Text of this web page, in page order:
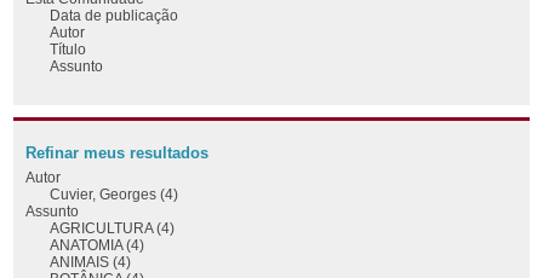
Data de publicação
Autor
Título
Assunto
Refinar meus resultados
Autor
Cuvier, Georges (4)
Assunto
AGRICULTURA (4)
ANATOMIA (4)
ANIMAIS (4)